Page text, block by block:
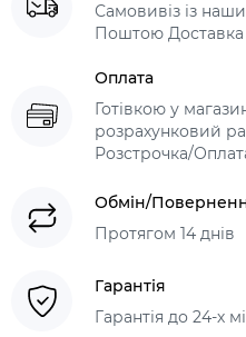
Самовивіз із
Поштою
Оплата
Готівкою у
розрахунковий
Розстрочка/
Обмін/
Протягом 14 днів
Гарантія
Гарантія до 24-х